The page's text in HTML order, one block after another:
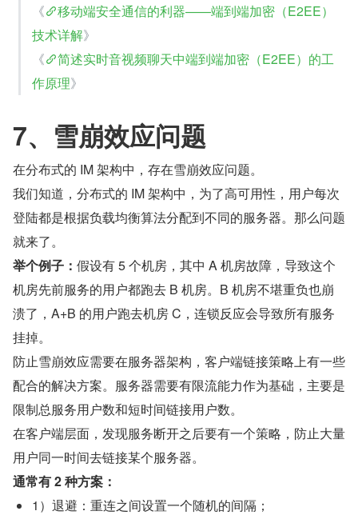
《
移动端安全通信的利器——端到端加密（E2EE）
技术详解》
《
简述实时音视频聊天中端到端加密（E2EE）的工
作原理》
7、雪崩效应问题
在分布式的 IM 架构中，存在雪崩效应问题。
我们知道，分布式的 IM 架构中，为了高可用性，用户每次
登陆都是根据负载均衡算法分配到不同的服务器。那么问题
就来了。
举个例子： 假设有 5 个机房，其中 A 机房故障，导致这个
机房先前服务的用户都跑去 B 机房。B 机房不堪重负也崩
溃了，A+B 的用户跑去机房 C，连锁反应会导致所有服务
挂掉。
防止雪崩效应需要在服务器架构，客户端链接策略上有一些
配合的解决方案。服务器需要有限流能力作为基础，主要是
限制总服务用户数和短时间链接用户数。
在客户端层面，发现服务断开之后要有一个策略，防止大量
用户同一时间去链接某个服务器。
通常有 2 种方案：
1）退避：重连之间设置一个随机的间隔；